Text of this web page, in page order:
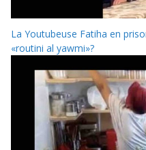
La Youtubeuse Fatiha en
«routini al yawmi»?